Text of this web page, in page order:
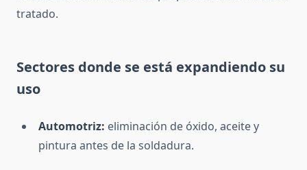
tratado.
Sectores donde se está expandiendo su
uso
Automotriz: eliminación de óxido, aceite y
pintura antes de la soldadura.